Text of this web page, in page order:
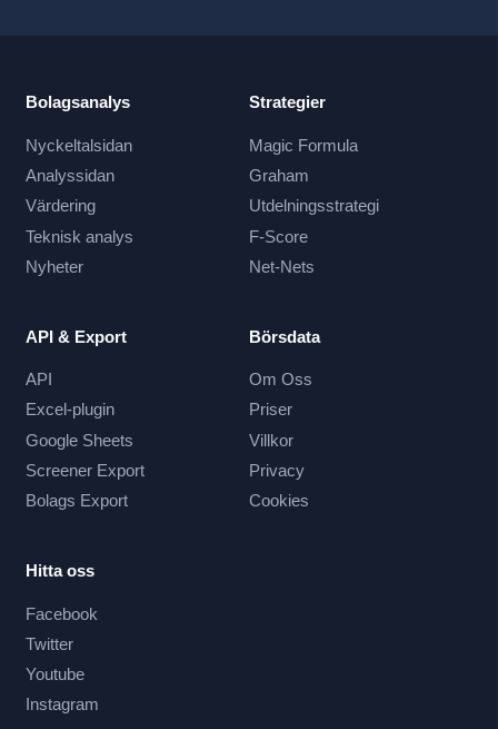
Bolagsanalys
Nyckeltalsidan
Analyssidan
Värdering
Teknisk analys
Nyheter
Strategier
Magic Formula
Graham
Utdelningsstrategi
F-Score
Net-Nets
API & Export
API
Excel-plugin
Google Sheets
Screener Export
Bolags Export
Börsdata
Om Oss
Priser
Villkor
Privacy
Cookies
Hitta oss
Facebook
Twitter
Youtube
Instagram